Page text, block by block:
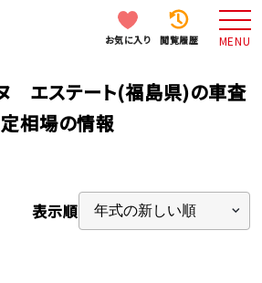
お気に入り 閲覧履歴 MENU
エステート(福島県)の車査
定相場の情報
表示順